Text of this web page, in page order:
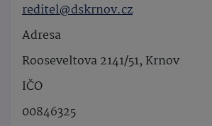
reditel@dskrnov.cz
Adresa
Rooseveltova 2141/51, Krnov
IČO
00846325